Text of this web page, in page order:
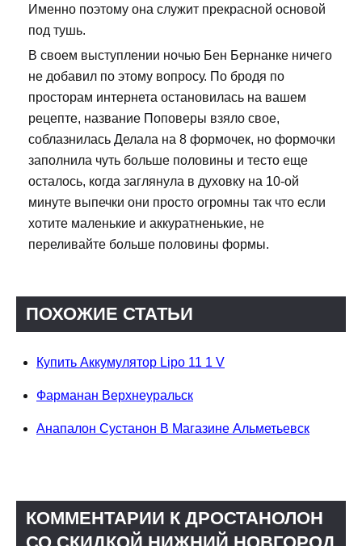
Именно поэтому она служит прекрасной основой
под тушь.
В своем выступлении ночью Бен Бернанке ничего
не добавил по этому вопросу. По бродя по
просторам интернета остановилась на вашем
рецепте, название Поповеры взяло свое,
соблазнилась Делала на 8 формочек, но формочки
заполнила чуть больше половины и тесто еще
осталось, когда заглянула в духовку на 10-ой
минуте выпечки они просто огромны так что если
хотите маленькие и аккуратненькие, не
переливайте больше половины формы.
ПОХОЖИЕ СТАТЬИ
Купить Аккумулятор Lipo 11 1 V
Фарманан Верхнеуральск
Анапалон Сустанон В Магазине Альметьевск
КОММЕНТАРИИ К ДРОСТАНОЛОН